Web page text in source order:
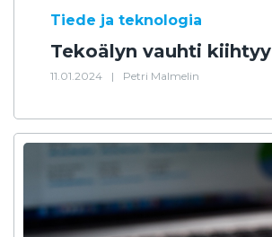
Tiede ja teknologia
Tekoälyn vauhti kiihtyy
11.01.2024 | Petri Malmelin